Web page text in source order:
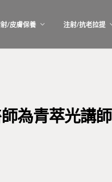
/皮膚保養 注射/抗老拉提
為青萃光講師